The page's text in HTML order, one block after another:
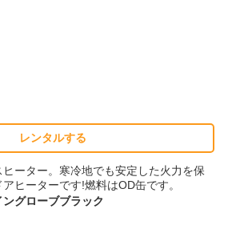
レンタルする
ーター。寒冷地でも安定した火力を保
ヒーターです!燃料はOD缶です。
グローブブラック